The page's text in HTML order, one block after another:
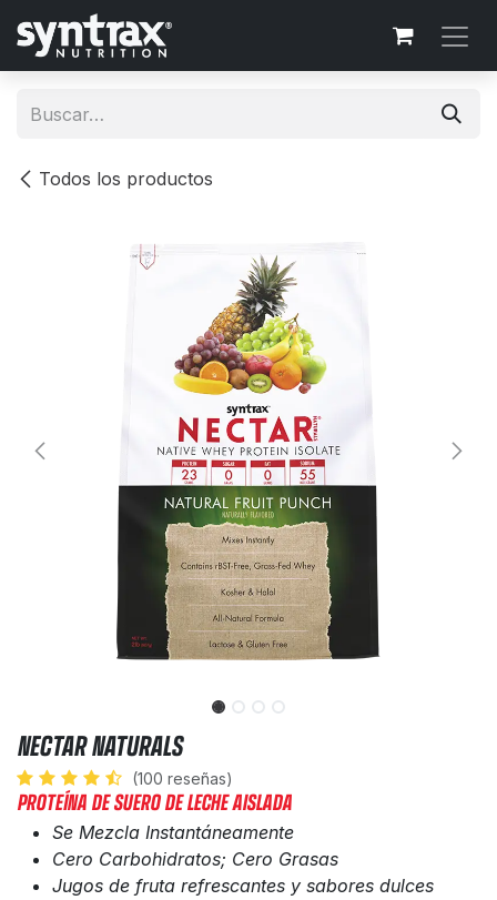
Ir al contenido
Todos los productos
NECTAR NATURALS
(100 reseñas)
PROTEÍNA DE SUERO DE LECHE AISLADA
Se Mezcla Instantáneamente
Cero Carbohidratos; Cero Grasas
Jugos de fruta refrescantes y sabores dulces